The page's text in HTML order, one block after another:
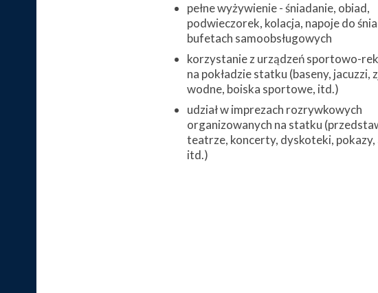
pełne wyżywienie - śniadanie, obiad,
podwieczorek, kolacja, napoje do
bufetach samoobsługowych
korzystanie z urządzeń sportowo-
na pokładzie statku (baseny, jacuzzi,
wodne, boiska sportowe, itd.)
udział w imprezach rozrywkowych
organizowanych na statku
teatrze, koncerty, dyskoteki, pokazy,
itd.)